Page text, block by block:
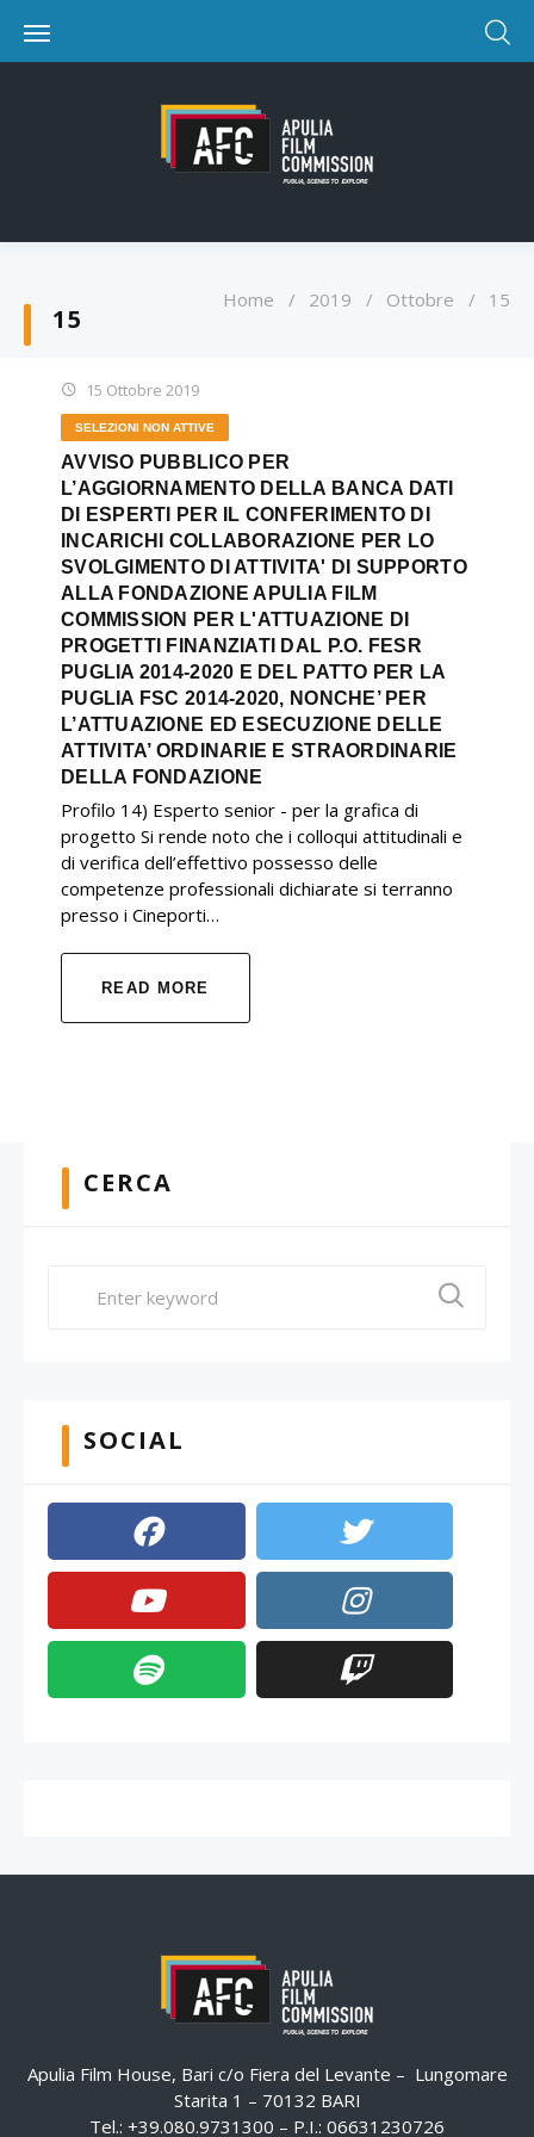
15
Home / 2019 / Ottobre / 15
15 Ottobre 2019
SELEZIONI NON ATTIVE
AVVISO PUBBLICO PER
L’AGGIORNAMENTO DELLA BANCA DATI
DI ESPERTI PER IL CONFERIMENTO DI
INCARICHI COLLABORAZIONE PER LO
SVOLGIMENTO DI ATTIVITA' DI SUPPORTO
ALLA FONDAZIONE APULIA FILM
COMMISSION PER L'ATTUAZIONE DI
PROGETTI FINANZIATI DAL P.O. FESR
PUGLIA 2014-2020 E DEL PATTO PER LA
PUGLIA FSC 2014-2020, NONCHE’ PER
L’ATTUAZIONE ED ESECUZIONE DELLE
ATTIVITA’ ORDINARIE E STRAORDINARIE
DELLA FONDAZIONE
Profilo 14) Esperto senior - per la grafica di
progetto Si rende noto che i colloqui attitudinali e
di verifica dell’effettivo possesso delle
competenze professionali dichiarate si terranno
presso i Cineporti…
READ MORE
CERCA
SOCIAL
Apulia Film House, Bari c/o Fiera del Levante – Lungomare
Starita 1 – 70132 BARI
Tel.: +39.080.9731300 – P.I.: 06631230726